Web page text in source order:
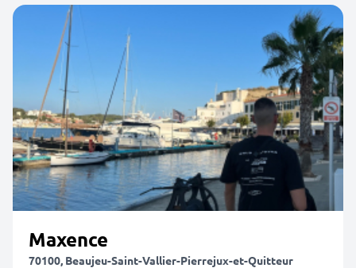
Maxence
70100, Beaujeu-Saint-Vallier-Pierrejux-et-Quitteur